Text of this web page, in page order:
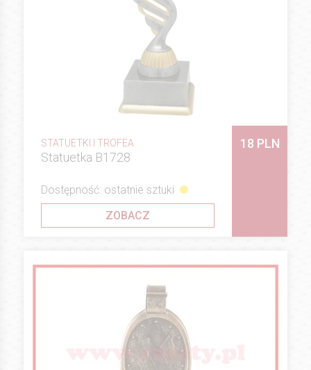
STATUETKI I TROFEA
Statuetka B1728
18 PLN
Dostępność: ostatnie sztuki
ZOBACZ